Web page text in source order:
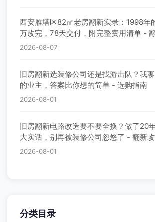
西安雁塔区82㎡老房翻新实录：1998年
万改完，78天交付，附完整费用清单 -
2026-08-07
旧房翻新选装修公司还是找游击队？我
的业主，答案比你想的简单 - 选购指南
2026-08-01
旧房翻新电路改造要不要全换？做了20
大实话，别再被装修公司忽悠了 - 翻新
2026-08-01
分类目录